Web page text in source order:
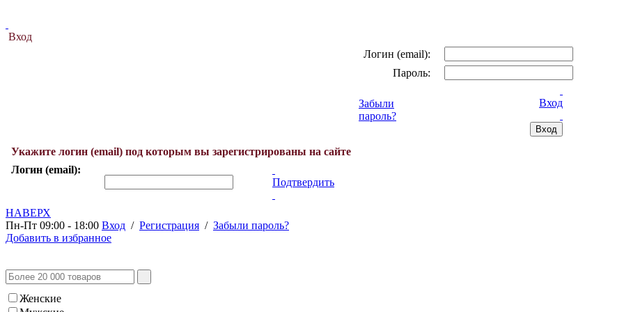
Вход
Логин (email):
Пароль:
Забыли
пароль?
Вход
Укажите логин (email) под которым вы зарегистрированы на сайте
Логин (email):
Подтвердить
НАВЕРХ
Пн-Пт 09:00 - 18:00 Вход / Регистрация / Забыли пароль?
Добавить в избранное
Женские